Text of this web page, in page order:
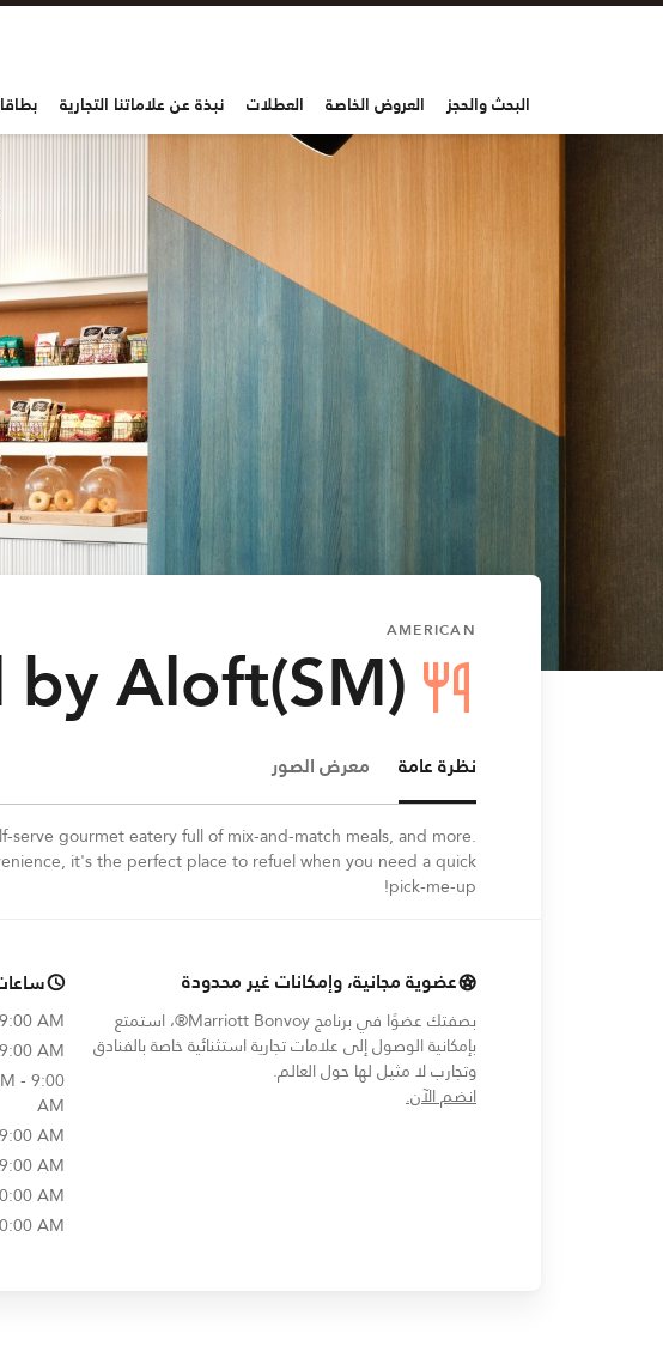
البحث والحجز العروض الخاصة العطلات نبذة عن علاماتنا التجارية
AMERICAN
Aloft(SM)
نظرة عامة معرض الصور
serve gourmet eatery full of mix-and-match meals, and more.
it's the perfect place to refuel when you need a quick
pick-me-up!
عضوية مجانية، وإمكانات غير محدودة
بصفتك عضوًا في برنامج Marriott Bonvoy®، استمتع
بإمكانية الوصول إلى علامات تجارية استثنائية خاصة بالفنادق
وتجارب لا مثيل لها حول العالم.
انضم الآن.
AM
AM
- 9:00
AM
AM
AM
AM
AM